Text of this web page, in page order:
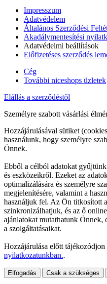
Impresszum
Adatvédelem
Általános Szerződési
Akadálymentesítési
Adatvédelmi beállítások
Előfizetéses szerződés
Cég
További niceshops üzletek
Elállás a szerződéstől
Személyre szabott vásárlási
Hozzájárulásával sütiket
használunk, hogy személyre
Önnek.
Ebből a célból adatokat
és eszközeikről. Ezeket az
optimalizálására és személyre
megjelenítésére, valamint a
használjuk fel. Az Ön titkosított
szinkronizálhatjuk, és az ő
ajánlatokat mutathatunk Önnek,
a szolgáltatásaikat.
Hozzájárulása előtt tájékozódjon
nyilatkozatunkban..
Elfogadás Csak a szükséges